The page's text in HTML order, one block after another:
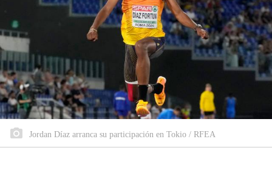
Jordan Díaz arranca su participación en Tokio / RFEA